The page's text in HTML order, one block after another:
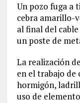
Un pozo fuga a
cebra amarillo-
al final del
un poste de
La realización
en el trabajo de
hormigón,
uso de